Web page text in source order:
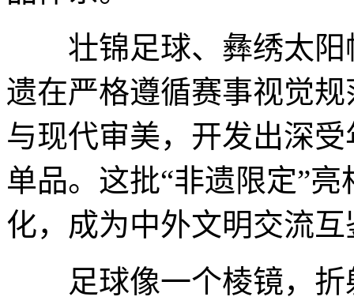
壮锦足球、彝绣太阳
遗在严格遵循赛事视觉
与现代审美，开发出深
单品。这批“非遗限定”
化，成为中外文明交流
足球像一个棱镜，折